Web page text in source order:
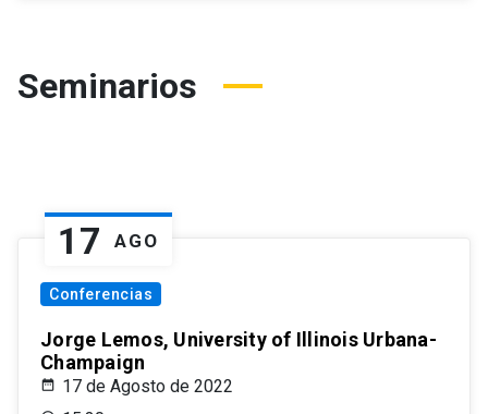
Seminarios
17 AGO
Conferencias
Jorge Lemos, University of Illinois Urbana-
Champaign
17 de Agosto de 2022